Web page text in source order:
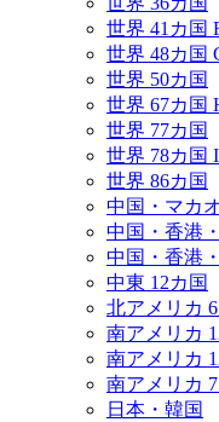
世界 41カ国
世界 48カ国
世界 50カ国
世界 67カ国
世界 77カ国
世界 78カ国 I
世界 86カ国
中国・マカ
中国・香港
中国・香港
中東 12カ国
北アメリカ
南アメリカ
南アメリカ
南アメリカ
日本・韓国